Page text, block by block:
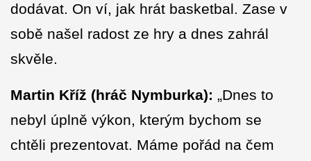
dodávat. On ví, jak hrát basketbal. Zase v
sobě našel radost ze hry a dnes zahrál
skvěle.
Martin Kříž (hráč Nymburka): „Dnes to
nebyl úplně výkon, kterým bychom se
chtěli prezentovat. Máme pořád na čem